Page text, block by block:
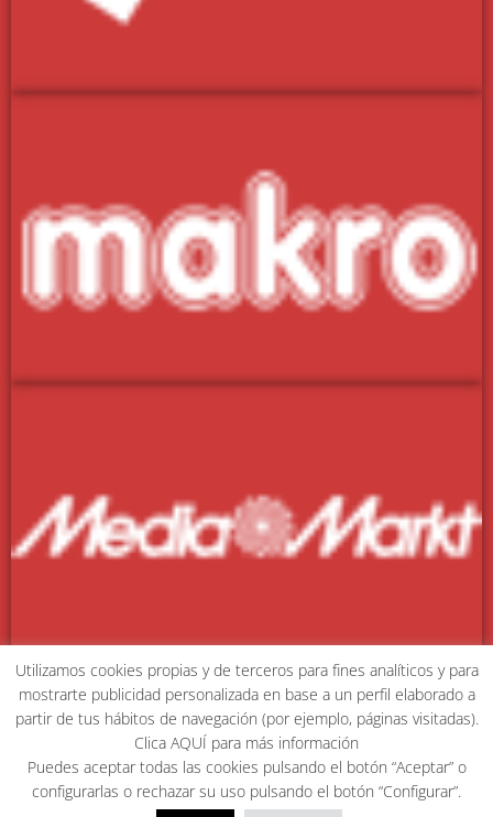
MIEMBROS DE:
Utilizamos cookies propias y de terceros para fines analíticos y para
mostrarte publicidad personalizada en base a un perfil elaborado a
partir de tus hábitos de navegación (por ejemplo, páginas visitadas).
Clica AQUÍ para más información
Puedes aceptar todas las cookies pulsando el botón “Aceptar” o
configurarlas o rechazar su uso pulsando el botón “Configurar”.